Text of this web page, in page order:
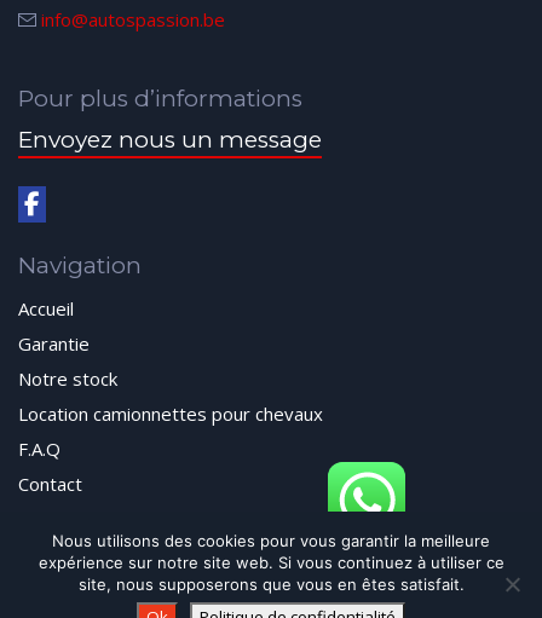
info@autospassion.be
Pour plus d’informations
Envoyez nous un message
Navigation
Accueil
Garantie
Notre stock
Location camionnettes pour chevaux
F.A.Q
Contact
© 2024 Autos Passion All Rights Reserved
Contactez-nous via WhatsApp
Nous utilisons des cookies pour vous garantir la meilleure
expérience sur notre site web. Si vous continuez à utiliser ce
site, nous supposerons que vous en êtes satisfait.